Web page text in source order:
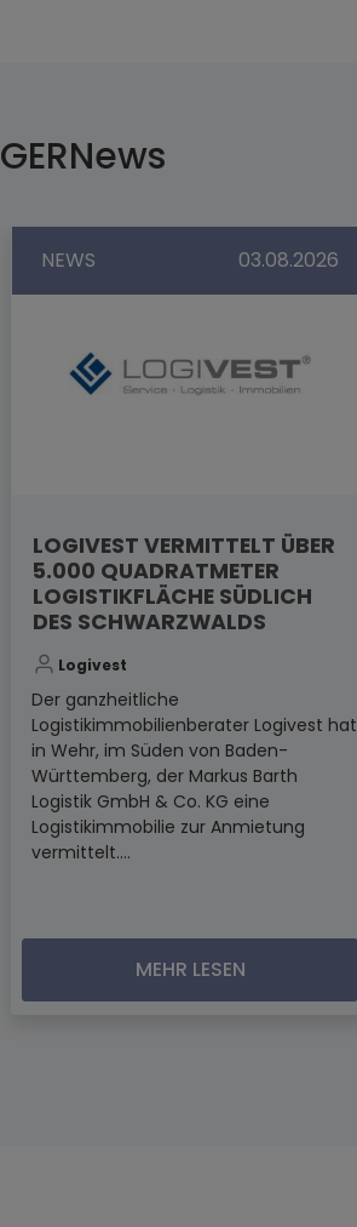
NEWS 03.08.2026
LOGIVEST VERMITTELT ÜBER
5.000 QUADRATMETER
LOGISTIKFLÄCHE SÜDLICH
DES SCHWARZWALDS
Logivest
Der ganzheitliche
Logistikimmobilienberater Logivest hat
in Wehr, im Süden von Baden-
Württemberg, der Markus Barth
Logistik GmbH & Co. KG eine
Logistikimmobilie zur Anmietung
vermittelt....
MEHR LESEN